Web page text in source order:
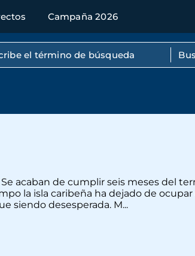
Campaña 2026
por texto completo
acaban de cumplir seis meses del
la isla caribeña ha dejado de
siendo desesperada. M...